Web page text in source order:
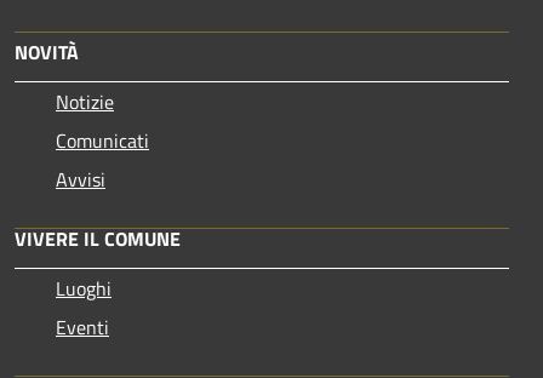
NOVITÀ
Notizie
Comunicati
Avvisi
VIVERE IL COMUNE
Luoghi
Eventi